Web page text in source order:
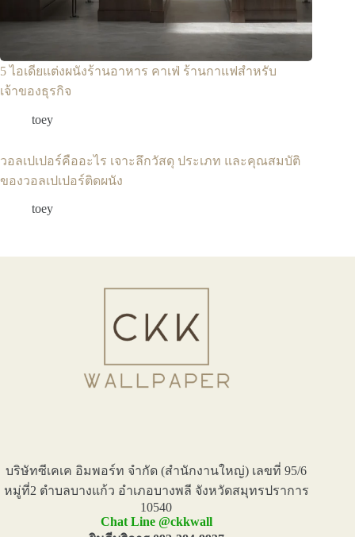
5 ไอเดียแต่งผนังร้านอาหาร คาเฟ่ ร้านกาแฟสำหรับ
เจ้าของธุรกิจ
toey
วอลเปเปอร์คืออะไร เจาะลึกวัสดุ ประเภท และคุณสมบัติ
ของวอลเปเปอร์ติดผนัง
toey
บริษัทซีเคเค อิมพอร์ท จำกัด (สำนักงานใหญ่) เลขที่ 95/6
หมู่ที่2 ตำบลบางแก้ว อำเภอบางพลี จังหวัดสมุทรปราการ
10540
Chat Line @ckkwall